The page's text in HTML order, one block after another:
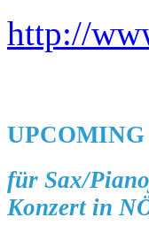
http://
für Sax/
Konzert in